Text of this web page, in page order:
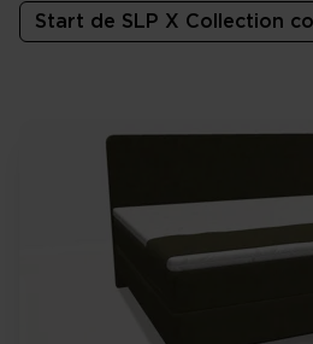
Start de SLP X Collection